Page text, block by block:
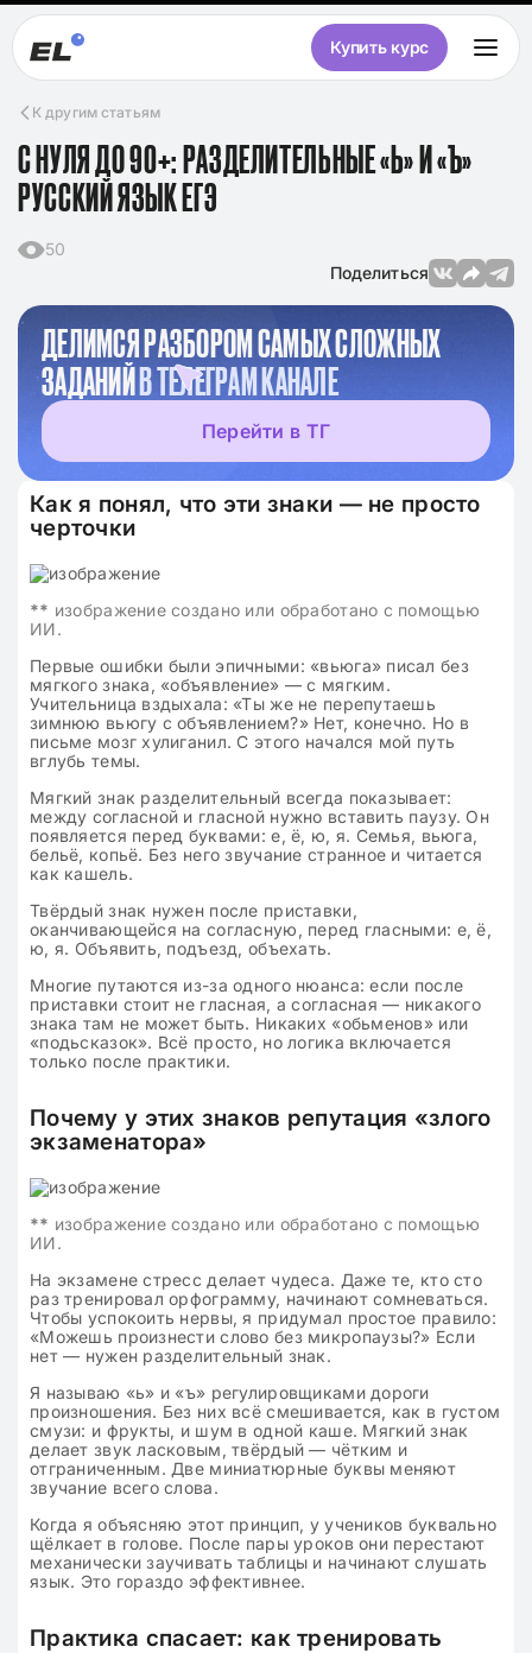
Купить курс
К другим статьям
С НУЛЯ ДО 90+: РАЗДЕЛИТЕЛЬНЫЕ «Ь» И «Ъ»
РУССКИЙ ЯЗЫК ЕГЭ
50
Поделиться
ДЕЛИМСЯ РАЗБОРОМ САМЫХ СЛОЖНЫХ
ЗАДАНИЙВ ТЕЛЕГРАМ КАНАЛЕ
Перейти в ТГ
Как я понял, что эти знаки — не просто
черточки
** изображение создано или обработано с помощью
ИИ.
Первые ошибки были эпичными: «вьюга» писал без
мягкого знака, «объявление» — с мягким.
Учительница вздыхала: «Ты же не перепутаешь
зимнюю вьюгу с объявлением?» Нет, конечно. Но в
письме мозг хулиганил. С этого начался мой путь
вглубь темы.
Мягкий знак разделительный всегда показывает:
между согласной и гласной нужно вставить паузу. Он
появляется перед буквами: е, ё, ю, я. Семья, вьюга,
бельё, копьё. Без него звучание странное и читается
как кашель.
Твёрдый знак нужен после приставки,
оканчивающейся на согласную, перед гласными: е, ё,
ю, я. Объявить, подъезд, объехать.
Многие путаются из-за одного нюанса: если после
приставки стоит не гласная, а согласная — никакого
знака там не может быть. Никаких «обьменов» или
«подьсказок». Всё просто, но логика включается
только после практики.
Почему у этих знаков репутация «злого
экзаменатора»
** изображение создано или обработано с помощью
ИИ.
На экзамене стресс делает чудеса. Даже те, кто сто
раз тренировал орфограмму, начинают сомневаться.
Чтобы успокоить нервы, я придумал простое правило:
«Можешь произнести слово без микропаузы?» Если
нет — нужен разделительный знак.
Я называю «ь» и «ъ» регулировщиками дороги
произношения. Без них всё смешивается, как в густом
смузи: и фрукты, и шум в одной каше. Мягкий знак
делает звук ласковым, твёрдый — чётким и
отграниченным. Две миниатюрные буквы меняют
звучание всего слова.
Когда я объясняю этот принцип, у учеников буквально
щёлкает в голове. После пары уроков они перестают
механически заучивать таблицы и начинают слушать
язык. Это гораздо эффективнее.
Практика спасает: как тренировать